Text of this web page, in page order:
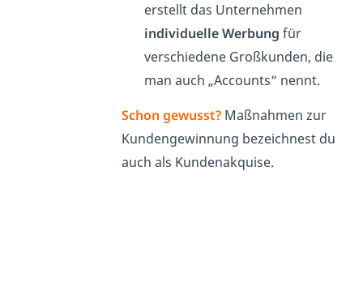
erstellt das Unternehmen
individuelle Werbung für
verschiedene Großkunden, die
man auch „Accounts“ nennt.
Schon gewusst? Maßnahmen zur
Kundengewinnung bezeichnest du
auch als Kundenakquise.